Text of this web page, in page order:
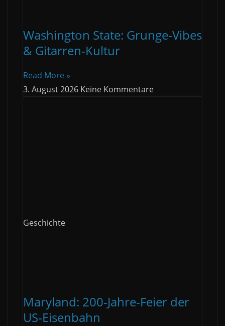
Washington State: Grunge-Vibes
& Gitarren-Kultur
Read More »
3. August 2026 Keine Kommentare
Geschichte
Maryland: 200-Jahre-Feier der
US-Eisenbahn